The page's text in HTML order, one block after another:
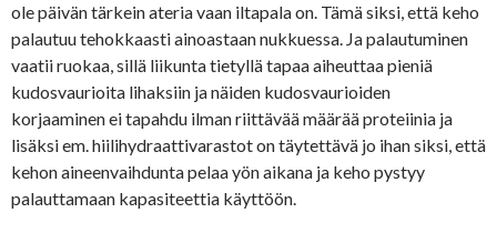
ole päivän tärkein ateria vaan iltapala on. Tämä siksi, että keho
palautuu tehokkaasti ainoastaan nukkuessa. Ja palautuminen
vaatii ruokaa, sillä liikunta tietyllä tapaa aiheuttaa pieniä
kudosvaurioita lihaksiin ja näiden kudosvaurioiden
korjaaminen ei tapahdu ilman riittävää määrää proteiinia ja
lisäksi em. hiilihydraattivarastot on täytettävä jo ihan siksi, että
kehon aineenvaihdunta pelaa yön aikana ja keho pystyy
palauttamaan kapasiteettia käyttöön.